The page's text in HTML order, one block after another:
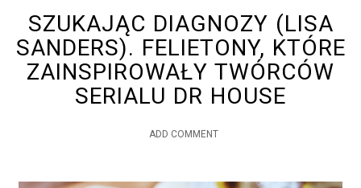
SZUKAJĄC DIAGNOZY (LISA
SANDERS). FELIETONY, KTÓRE
ZAINSPIROWAŁY TWÓRCÓW
SERIALU DR HOUSE
ADD COMMENT